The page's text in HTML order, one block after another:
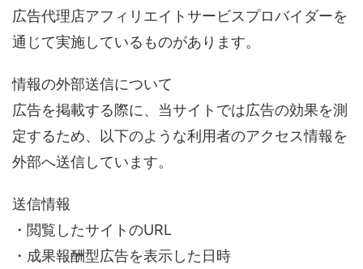
広告代理店アフィリエイトサービスプロバイダーを
通じて実施しているものがあります。
情報の外部送信について
広告を掲載する際に、当サイトでは広告の効果を測
定するため、以下のような利用者のアクセス情報を
外部へ送信しています。
送信情報
・閲覧したサイトのURL
・成果報酬型広告を表示した日時